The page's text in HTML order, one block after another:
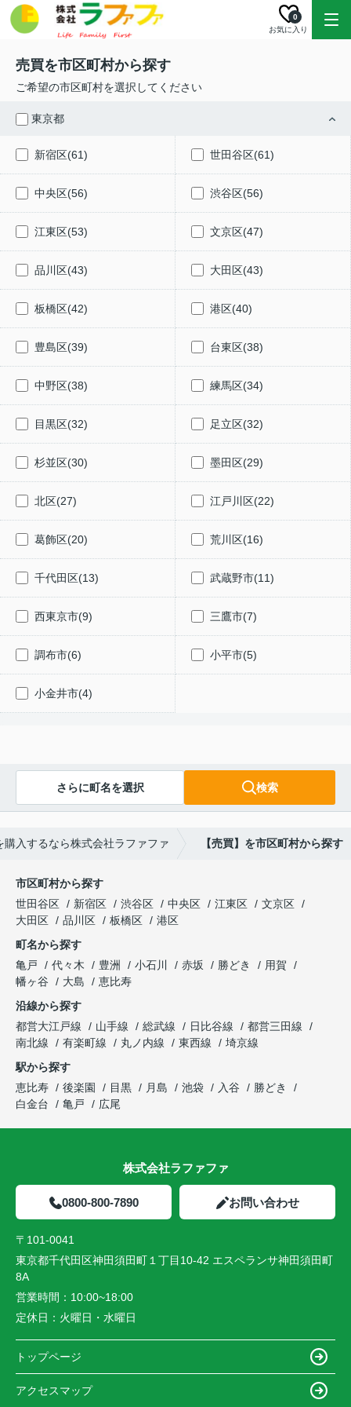
お気に入り
0
売買を市区町村から探す
ご希望の市区町村を選択してください
東京都
新宿区(61) 世田谷区(61)
中央区(56) 渋谷区(56)
江東区(53) 文京区(47)
品川区(43) 大田区(43)
板橋区(42) 港区(40)
豊島区(39) 台東区(38)
中野区(38) 練馬区(34)
目黒区(32) 足立区(32)
杉並区(30) 墨田区(29)
北区(27) 江戸川区(22)
葛飾区(20) 荒川区(16)
千代田区(13) 武蔵野市(11)
西東京市(9) 三鷹市(7)
調布市(6) 小平市(5)
小金井市(4)
さらに町名を選択 検索
購入するなら株式会社ラファファ 【売買】を市区町村から探す
市区町村から探す
世田谷区
新宿区 渋谷区 中央区 江東区
文京区
大田区
品川区 板橋区
港区
町名から探す
亀戸
代々木 豊洲 小石川 赤坂 勝どき
用賀
幡ヶ谷
大島
恵比寿
沿線から探す
都営大江戸線
山手線 総武線 日比谷線
都営三田線
南北線
有楽町線 丸ノ内線 東西線
埼京線
駅から探す
恵比寿
後楽園 目黒 月島 池袋 入谷
勝どき
白金台
亀戸 広尾
株式会社ラファファ
0800-800-7890 お問い合わせ
〒101-0041
東京都千代田区神田須田町１丁目10-42 エスペランサ神田須田町
8A
営業時間： 10:00~18:00
定休日： 火曜日・水曜日
トップページ
アクセスマップ